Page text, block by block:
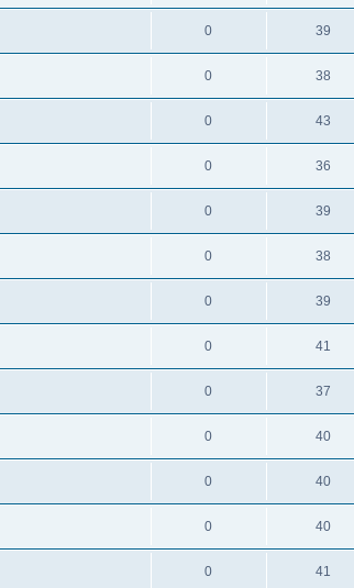
0 39
0 38
0 43
0 36
0 39
0 38
0 39
0 41
0 37
0 40
0 40
0 40
0 41